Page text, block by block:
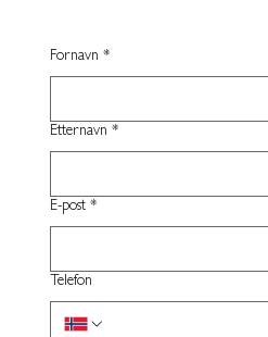
Fornavn *
Etternavn *
E-post *
Telefon